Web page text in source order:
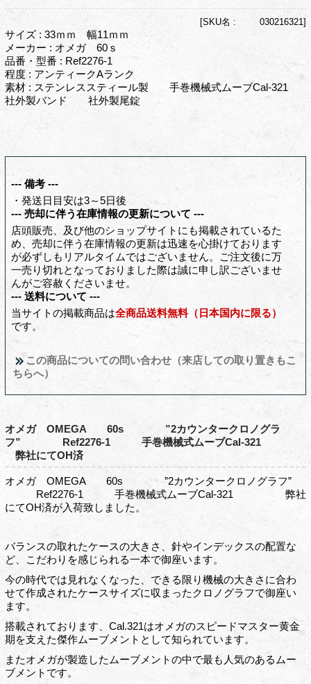
[SKU名 : 030216321]
サイズ : 33ｍｍ 幅11ｍｍ
メーカー : オメガ 60ｓ
品番・型番 : Ref2276-1
程度 : アンティークAランク
素材 : ステンレススティール製 手巻機械式ムーブCal-321
社外製バンド 社外製尾錠
--- 備考 ---
・発送日目安は3～5日後
--- 売却に伴う在庫情報の更新について ---
店頭販売、及び他のショップサイトにも掲載されているた
め、売却に伴う在庫情報の更新は迅速を心掛けております
が必ずしもリアルタイムではございません。ご注文後に万
一売り切れとなっておりました際は誠に申し訳ございませ
んがご容赦くださいませ。
--- 送料について ---
当サイトの掲載商品は全商品送料無料（日本国内に限る）
です。
この商品についての問い合わせ（来店しての取り置きもこ
ちらへ）
オメガ OMEGA 60s ”2カウンタークロノグラ
フ” Ref2276-1 手巻機械式ムーブCal-321
弊社にてOH済
オメガ OMEGA 60s ”2カウンタークロノグラフ”
Ref2276-1 手巻機械式ムーブCal-321 弊社
にてOH済が入荷致しました。
バランスの取れたケースの大きさ、針やインデックスの配置な
ど、こだわりを感じられる一本で御座います。
今の時代では見れなくなった、できる限り機械の大きさに合わ
せて作成されたケースサイズに収まったクロノグラフで御座い
ます。
搭載されております、Cal.321はオメガのスピードマスター黄金
期を支えた傑作ムーブメントとして知られています。
またオメガが製造したムーブメントの中で最も人気のあるムー
ブメントです。